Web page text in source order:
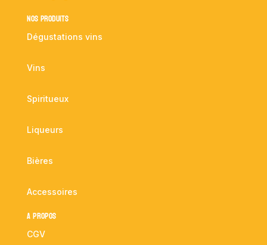
NOS PRODUITS
Dégustations vins
Vins
Spiritueux
Liqueurs
Bières
Accessoires
A propos
CGV